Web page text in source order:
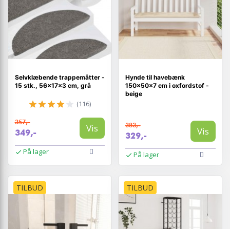
Selvklæbende trappemåtter -
15 stk., 56×17×3 cm, grå
(116)
357,-
349,- Vis
På lager
Hynde til havebænk
150×50×7 cm i oxfordstof -
beige
383,-
329,- Vis
På lager
TILBUD TILBUD